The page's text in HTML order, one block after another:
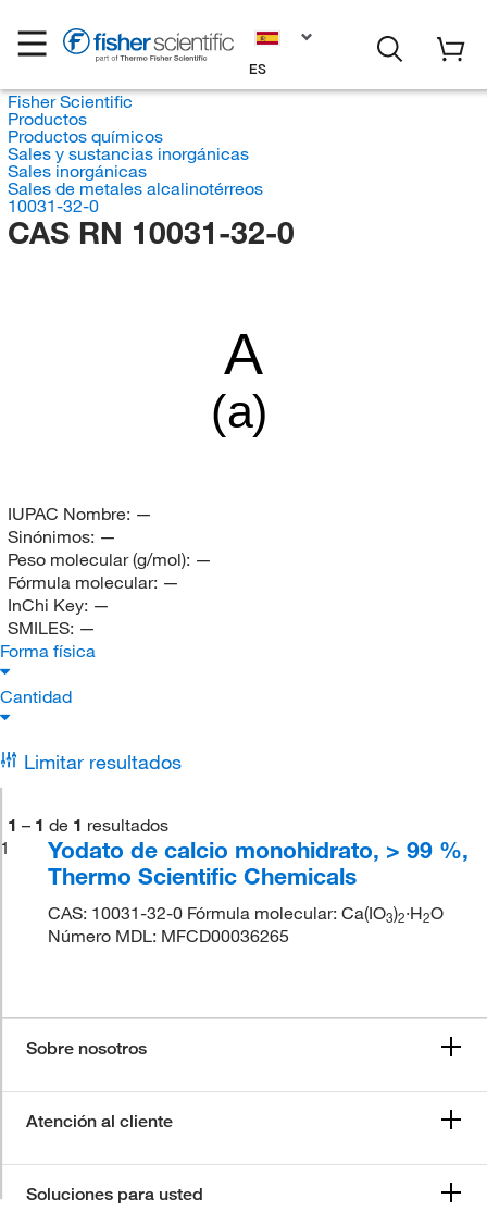
ES
Fisher Scientific
Productos
Productos químicos
Sales y sustancias inorgánicas
Sales inorgánicas
Sales de metales alcalinotérreos
10031-32-0
CAS RN 10031-32-0
A
(a)
IUPAC Nombre: —
Sinónimos: —
Peso molecular (g/mol): —
Fórmula molecular: —
InChi Key: —
SMILES: —
Forma física
Cantidad
Limitar resultados
1 – 1 de 1 resultados
1
Yodato de calcio monohidrato, > 99 %,
Thermo Scientific Chemicals
CAS: 10031-32-0 Fórmula molecular: Ca(IO3)2·H2O
Número MDL: MFCD00036265
Sobre nosotros
Atención al cliente
Soluciones para usted